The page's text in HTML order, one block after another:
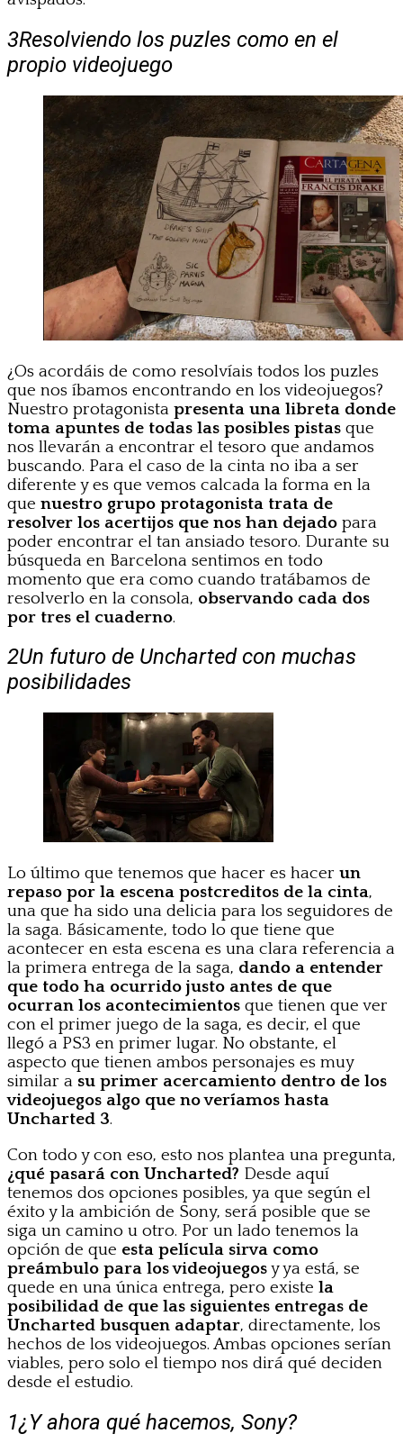
3Resolviendo los puzles como en el
propio videojuego
¿Os acordáis de como resolvíais todos los puzles
que nos íbamos encontrando en los videojuegos?
Nuestro protagonista presenta una libreta donde
toma apuntes de todas las posibles pistas que
nos llevarán a encontrar el tesoro que andamos
buscando. Para el caso de la cinta no iba a ser
diferente y es que vemos calcada la forma en la
que nuestro grupo protagonista trata de
resolver los acertijos que nos han dejado para
poder encontrar el tan ansiado tesoro. Durante su
búsqueda en Barcelona sentimos en todo
momento que era como cuando tratábamos de
resolverlo en la consola, observando cada dos
por tres el cuaderno.
2Un futuro de Uncharted con muchas
posibilidades
Lo último que tenemos que hacer es hacer un
repaso por la escena postcreditos de la cinta,
una que ha sido una delicia para los seguidores de
la saga. Básicamente, todo lo que tiene que
acontecer en esta escena es una clara referencia a
la primera entrega de la saga, dando a entender
que todo ha ocurrido justo antes de que
ocurran los acontecimientos que tienen que ver
con el primer juego de la saga, es decir, el que
llegó a PS3 en primer lugar. No obstante, el
aspecto que tienen ambos personajes es muy
similar a su primer acercamiento dentro de los
videojuegos algo que no veríamos hasta
Uncharted 3.
Con todo y con eso, esto nos plantea una pregunta,
¿qué pasará con Uncharted? Desde aquí
tenemos dos opciones posibles, ya que según el
éxito y la ambición de Sony, será posible que se
siga un camino u otro. Por un lado tenemos la
opción de que esta película sirva como
preámbulo para los videojuegosy ya está, se
quede en una única entrega, pero existe la
posibilidad de que las siguientes entregas de
Uncharted busquen adaptar, directamente, los
hechos de los videojuegos. Ambas opciones serían
viables, pero solo el tiempo nos dirá qué deciden
desde el estudio.
1¿Y ahora qué hacemos, Sony?